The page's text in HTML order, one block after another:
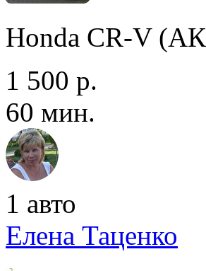
Honda CR-V
1 500 р.
60 мин.
1 авто
Елена Таценко